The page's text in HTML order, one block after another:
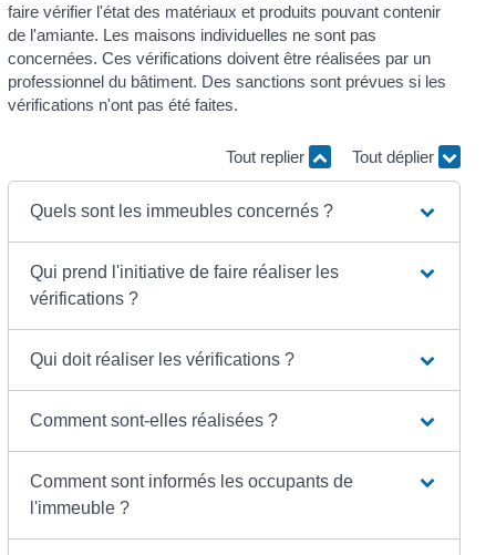
faire vérifier l'état des matériaux et produits pouvant contenir
de l'amiante. Les maisons individuelles ne sont pas
concernées. Ces vérifications doivent être réalisées par un
professionnel du bâtiment. Des sanctions sont prévues si les
vérifications n'ont pas été faites.
Tout replier Tout déplier
Quels sont les immeubles concernés ?
Qui prend l'initiative de faire réaliser les
vérifications ?
Qui doit réaliser les vérifications ?
Comment sont-elles réalisées ?
Comment sont informés les occupants de
l'immeuble ?